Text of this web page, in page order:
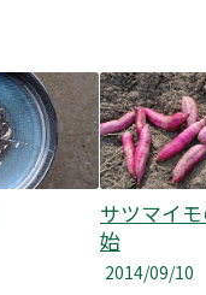
サツマイ
始
2014/09/10